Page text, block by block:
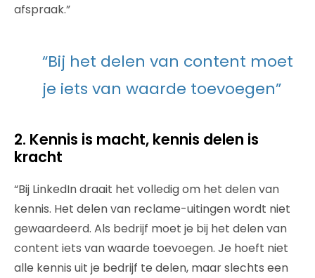
afspraak.”
“Bij het delen van content moet
je iets van waarde toevoegen”
2. Kennis is macht, kennis delen is
kracht
“Bij LinkedIn draait het volledig om het delen van
kennis. Het delen van reclame-uitingen wordt niet
gewaardeerd. Als bedrijf moet je bij het delen van
content iets van waarde toevoegen. Je hoeft niet
alle kennis uit je bedrijf te delen, maar slechts een